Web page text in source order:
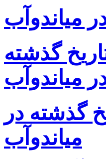
گذشته
میاندوآب
گذشته در
میاندوآب